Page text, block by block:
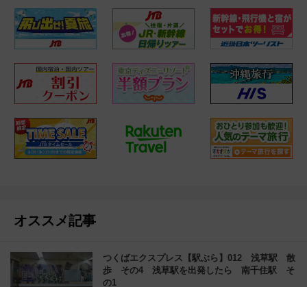
オススメ記事
つくばエクスプレス【駅ぶら】012 浅草駅 散
歩 その4 浅草駅を出発したら 南千住駅 そ
の1